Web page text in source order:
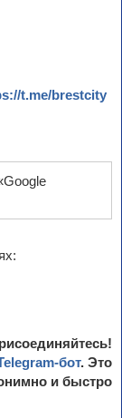
t.me/brestcity
бот. Это
и быстро